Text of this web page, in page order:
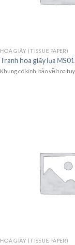
HOA GIẤY (TISSUE PAPER)
Tranh hoa giấy lụa MS01
Khung có kính, bảo về hoa
HOA GIẤY (TISSUE PAPER)